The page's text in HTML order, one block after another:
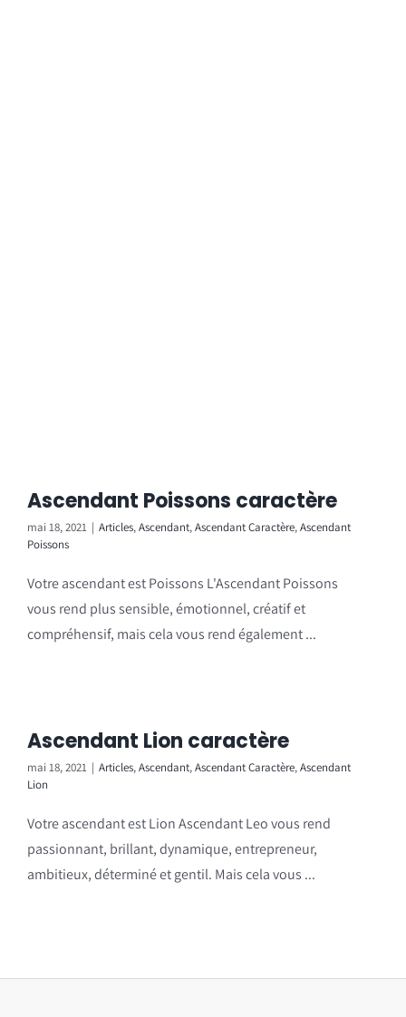
Ascendant Poissons caractère
mai 18, 2021 | Articles,Ascendant,Ascendant Caractère,Ascendant
Poissons
Votre ascendant est Poissons L'Ascendant Poissons
vous rend plus sensible, émotionnel, créatif et
compréhensif, mais cela vous rend également ...
Ascendant Lion caractère
mai 18, 2021 | Articles,Ascendant,Ascendant Caractère,Ascendant
Lion
Votre ascendant est Lion Ascendant Leo vous rend
passionnant, brillant, dynamique, entrepreneur,
ambitieux, déterminé et gentil. Mais cela vous ...